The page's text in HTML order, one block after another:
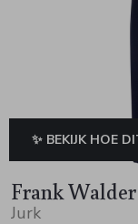
Truien en vesten
✨ BEKIJK HOE
Frank Walder
Jurk